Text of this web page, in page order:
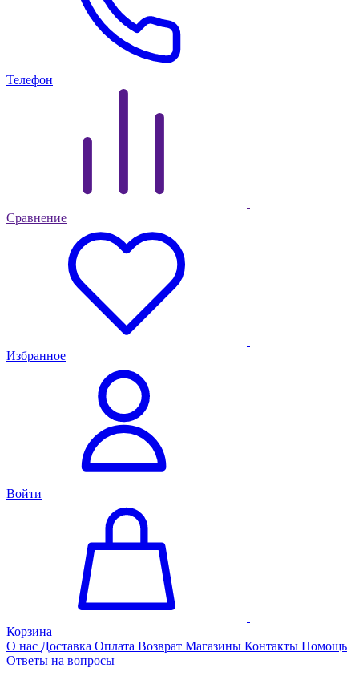
Телефон
Сравнение
Избранное
Войти
Корзина
О нас Доставка Оплата Возврат Магазины Контакты Помощь
Ответы на вопросы